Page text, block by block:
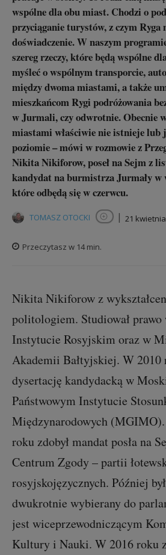
wspólne dla obu miast. Chodzi o
przyciąganie turystów, z czym Ryga
doświadczenie. W naszym
szereg rzeczy, które będą wspólne
myśleć o wspólnym transporcie,
między dwoma miastami, a także
mieszkańcom Rygi podróżowania
w Jurmali, czy odwrotnie. Obecnie
miastami właściwie nie istnieje lub
poziomie – mówi w rozmowie z
Nikita Nikiforow, poseł na Sejm z
kandydat na burmistrza Jurmały w
które odbędą się w czerwcu.
TOMASZ OTOCKI Obserwuj autora
| 21
Przeczytasz w 14min.
Nikita Nikiforow z
politologiem. Studiował
Instytucie Rosyjskim oraz w
Akademii Bałtyjskiej. W 2010
dysertację kandydacką w
Państwowym Instytucie
Międzynarodowych
roku zdobył mandat posła na
Centrum Zgody – partii
rosyjskojęzycznych. Później
dwukrotnie wybierany do
jest wiceprzewodniczącym
Kultury i Nauki. W 2016 roku